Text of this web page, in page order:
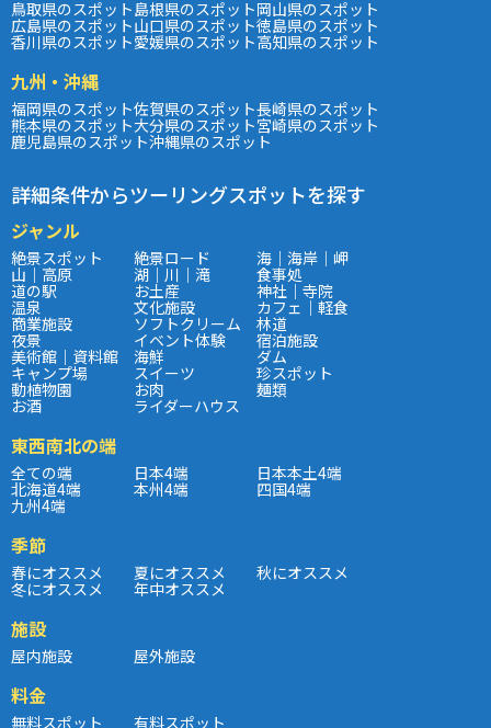
鳥取県のスポット島根県のスポット岡山県のスポット
広島県のスポット山口県のスポット徳島県のスポット
香川県のスポット愛媛県のスポット高知県のスポット
九州・沖縄
福岡県のスポット佐賀県のスポット長崎県のスポット
熊本県のスポット大分県のスポット宮崎県のスポット
鹿児島県のスポット沖縄県のスポット
詳細条件からツーリングスポットを探す
ジャンル
絶景スポット 絶景ロード 海｜海岸｜岬
山｜高原 湖｜川｜滝 食事処
道の駅 お土産 神社｜寺院
温泉 文化施設 カフェ｜軽食
商業施設 ソフトクリーム 林道
夜景 イベント体験 宿泊施設
美術館｜資料館 海鮮 ダム
キャンプ場 スイーツ 珍スポット
動植物園 お肉 麺類
お酒 ライダーハウス
東西南北の端
全ての端 日本4端 日本本土4端
北海道4端 本州4端 四国4端
九州4端
季節
春にオススメ 夏にオススメ 秋にオススメ
冬にオススメ 年中オススメ
施設
屋内施設 屋外施設
料金
無料スポット 有料スポット